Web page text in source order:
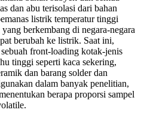
dan abu terisolasi dari bahan
listrik temperatur tinggi
berkembang di negara-negara
berubah ke listrik. Saat ini,
front-loading kotak-jenis
tinggi seperti kaca sekering,
dan barang solder dan
dalam banyak penelitian,
berapa proporsi sampel